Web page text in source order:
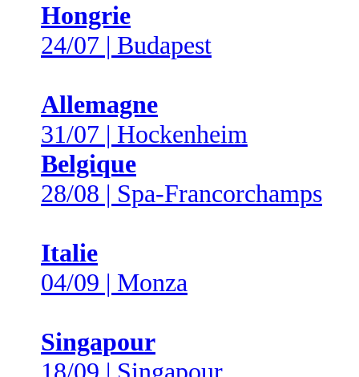
Hongrie
24/07 | Budapest
Allemagne
31/07 | Hockenheim
Belgique
28/08 | Spa-Francorchamps
Italie
04/09 | Monza
Singapour